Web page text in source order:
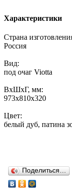
Характеристики
Страна
Россия
Вид:
под очаг Viotta
ВхШхГ, мм:
973х810х320
Цвет:
белый дуб, патина
Поделиться…